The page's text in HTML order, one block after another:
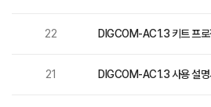
22 DIGCOM-AC1.3
21 DIGCOM-AC1.3
DIGCOM-AC1.3 사용 설명